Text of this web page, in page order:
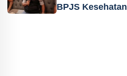
BPJS Kesehatan